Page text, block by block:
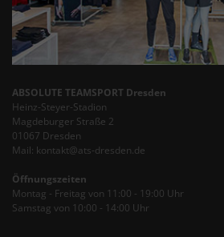
ABSOLUTE TEAMSPORT Dresden
Heinz-Steyer-Stadion
Magdeburger Straße 2
01067 Dresden
Mail: kontakt@ats-dresden.de
Öffnungszeiten
Montag - Freitag von 11:00 - 19:00 Uhr
Samstag von 10:00 - 14:00 Uhr